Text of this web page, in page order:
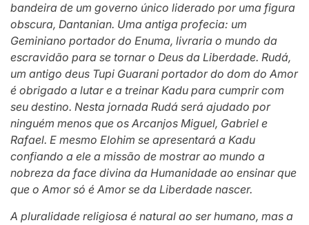
bandeira de um governo único liderado por uma figura
obscura, Dantanian. Uma antiga profecia: um
Geminiano portador do Enuma, livraria o mundo da
escravidão para se tornar o Deus da Liberdade. Rudá,
um antigo deus Tupi Guarani portador do dom do Amor
é obrigado a lutar e a treinar Kadu para cumprir com
seu destino. Nesta jornada Rudá será ajudado por
ninguém menos que os Arcanjos Miguel, Gabriel e
Rafael. E mesmo Elohim se apresentará a Kadu
confiando a ele a missão de mostrar ao mundo a
nobreza da face divina da Humanidade ao ensinar que
que o Amor só é Amor se da Liberdade nascer.
A pluralidade religiosa é natural ao ser humano, mas a